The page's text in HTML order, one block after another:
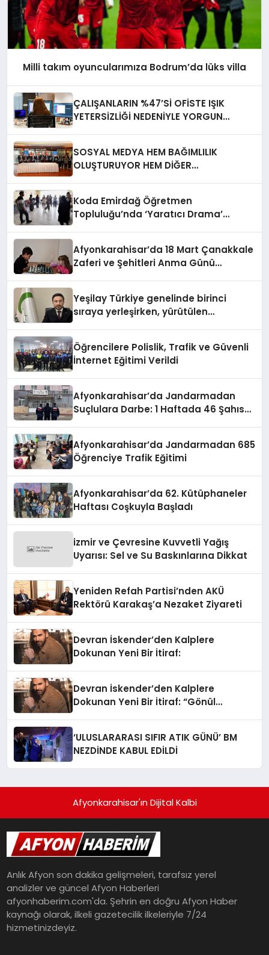
Milli takım oyuncularımıza Bodrum’da lüks villa
ÇALIŞANLARIN %47’Sİ OFİSTE IŞIK
YETERSİZLİĞİ NEDENİYLE YORGUN
SOSYAL MEDYA HEM BAĞIMLILIK
OLUŞTURUYOR HEM DİĞER
Koda Emirdağ Öğretmen
Topluluğu’nda ‘Yaratıcı Drama’
Afyonkarahisar’da 18 Mart Çanakkale
Zaferi ve Şehitleri Anma Günü
Yeşilay Türkiye genelinde birinci
sıraya yerleşirken, yürütülen
Öğrencilere Polislik, Trafik ve Güvenli
İnternet Eğitimi Verildi
Afyonkarahisar’da Jandarmadan
Suçlulara Darbe: 1 Haftada 46 Şahıs
Afyonkarahisar’da Jandarmadan 685
Öğrenciye Trafik Eğitimi
Afyonkarahisar’da 62. Kütüphaneler
Haftası Coşkuyla Başladı
izmir ve Çevresine Kuvvetli Yağış
Uyarısı: Sel ve Su Baskınlarına Dikkat
Yeniden Refah Partisi’nden AKÜ
Rektörü Karakaş’a Nezaket Ziyareti
Devran İskender’den Kalplere
Dokunan Yeni Bir İtiraf:
Devran İskender’den Kalplere
Dokunan Yeni Bir İtiraf: “Gönül
‘ULUSLARARASI SIFIR ATIK GÜNÜ’ BM
NEZDİNDE KABUL EDİLDİ
Afyonkarahisar'ın Dijital Kalbi
Anlık Afyon son dakika gelişmeleri, tarafsız yerel
analizler ve güncel Afyon Haberleri
afyonhaberim.com'da. Şehrin en doğru Afyon Haber
kaynağı olarak, ilkeli gazetecilik ilkeleriyle 7/24
hizmetinizdeyiz.